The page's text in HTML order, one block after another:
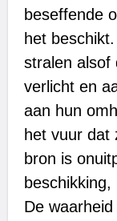
beseffende
het
stralen alsof
verlicht en
aan hun
het vuur dat
bron is
De